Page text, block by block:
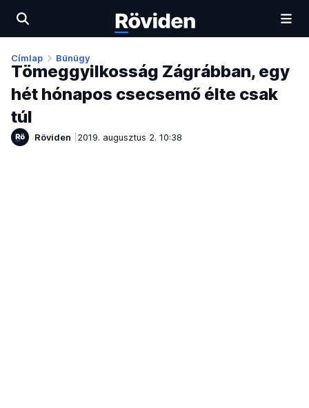
Címlap Bűnügy
Tömeggyilkosság Zágrábban, egy
hét hónapos csecsemő élte csak
túl
Röviden 2019. augusztus 2. 10:38